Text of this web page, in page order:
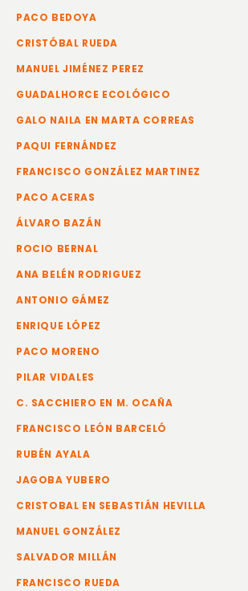
PACO BEDOYA
CRISTÓBAL RUEDA
MANUEL JIMÉNEZ PEREZ
GUADALHORCE ECOLÓGICO
GALO NAILA EN MARTA CORREAS
PAQUI FERNÁNDEZ
FRANCISCO GONZÁLEZ MARTINEZ
PACO ACERAS
ÁLVARO BAZÁN
ROCIO BERNAL
ANA BELÉN RODRIGUEZ
ANTONIO GÁMEZ
ENRIQUE LÓPEZ
PACO MORENO
PILAR VIDALES
C. SACCHIERO EN M. OCAÑA
FRANCISCO LEÓN BARCELÓ
RUBÉN AYALA
JAGOBA YUBERO
CRISTOBAL EN SEBASTIÁN HEVILLA
MANUEL GONZÁLEZ
SALVADOR MILLÁN
FRANCISCO RUEDA